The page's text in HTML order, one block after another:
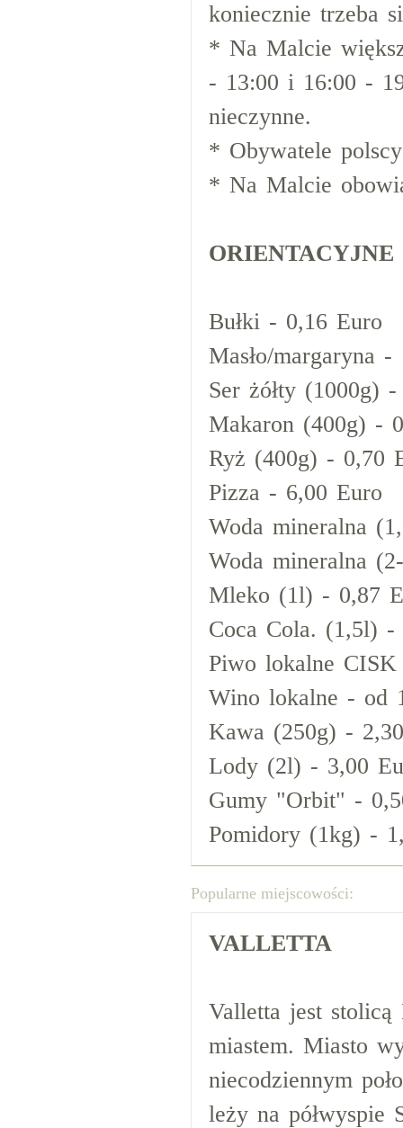
koniecznie trzeba
* Na Malcie
- 13:00 i 16:00 -
nieczynne.
* Obywatele
* Na Malcie
Bułki - 0,16 Euro
Masło/margaryna
Ser żółty (1000g)
Makaron (400g) -
Ryż (400g) - 0,70
Pizza - 6,00 Euro
Woda mineralna
Woda mineralna
Mleko (1l) - 0,87
Coca Cola. (1,5l) -
Piwo lokalne
Wino lokalne - od
Kawa (250g) -
Lody (2l) - 3,00
Gumy "Orbit" -
Pomidory (1kg) -
Popularne miejscowości:
VALLETTA
Valletta jest
miastem. Miasto
niecodziennym
leży na półwyspie